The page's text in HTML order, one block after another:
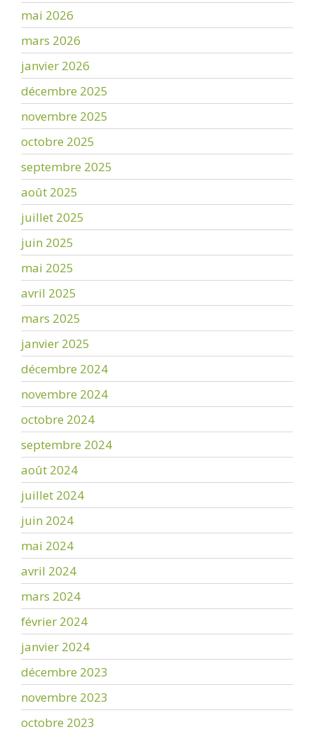
mai 2026
mars 2026
janvier 2026
décembre 2025
novembre 2025
octobre 2025
septembre 2025
août 2025
juillet 2025
juin 2025
mai 2025
avril 2025
mars 2025
janvier 2025
décembre 2024
novembre 2024
octobre 2024
septembre 2024
août 2024
juillet 2024
juin 2024
mai 2024
avril 2024
mars 2024
février 2024
janvier 2024
décembre 2023
novembre 2023
octobre 2023